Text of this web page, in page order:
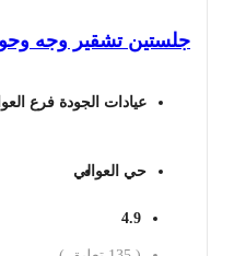
500 ريال. 354 ريال.
تشقير وجه وحواجب
عيادات الجودة فرع العوالي
حي العوالي